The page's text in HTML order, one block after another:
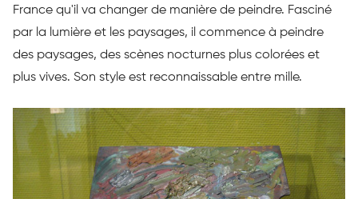
France qu'il va changer de manière de peindre. Fasciné
par la lumière et les paysages, il commence à peindre
des paysages, des scènes nocturnes plus colorées et
plus vives. Son style est reconnaissable entre mille.